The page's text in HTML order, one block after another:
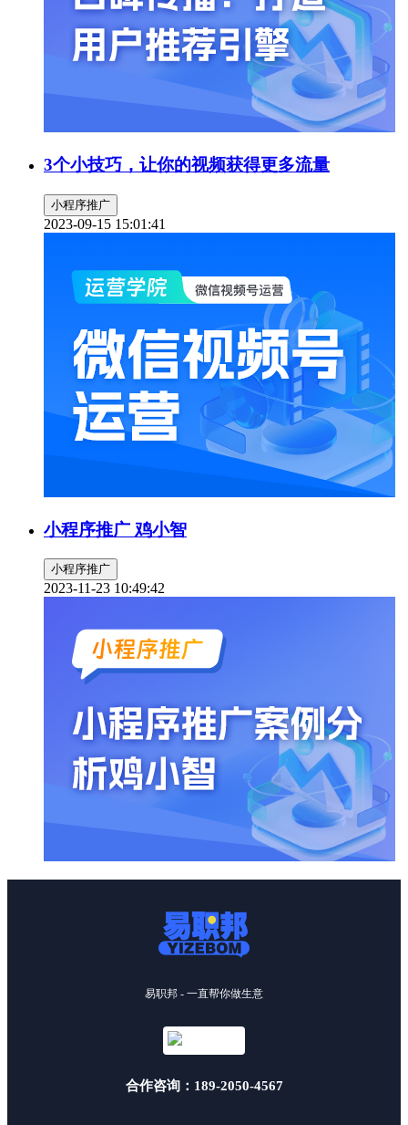
3个小技巧，让你的视频获得更多流量
小程序推广
2023-09-15 15:01:41
小程序推广 鸡小智
小程序推广
2023-11-23 10:49:42
易职邦 - 一直帮你做生意
合作咨询：189-2050-4567